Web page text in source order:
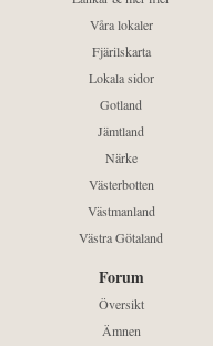
Våra lokaler
Fjärilskarta
Lokala sidor
Gotland
Jämtland
Närke
Västerbotten
Västmanland
Västra Götaland
Forum
Översikt
Ämnen